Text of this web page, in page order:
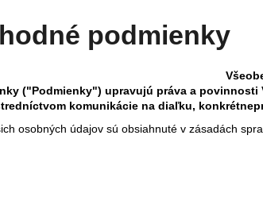
podmienky
("Podmienky") upravujú práva a
komunikácie na diaľku,
osobných údajov sú obsiahnuté v zásadách